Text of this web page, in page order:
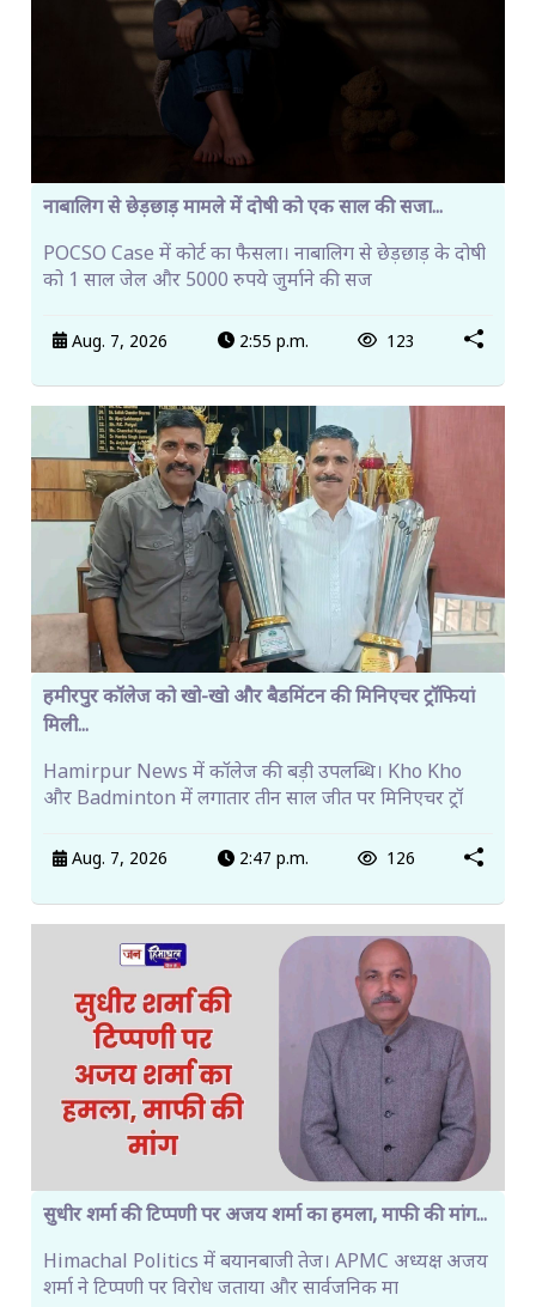
नाबालिग से छेड़छाड़ मामले में दोषी को एक साल की सजा...
POCSO Case में कोर्ट का फैसला। नाबालिग से छेड़छाड़ के दोषी
को 1 साल जेल और 5000 रुपये जुर्माने की सज
Aug. 7, 2026 2:55 p.m. 123
हमीरपुर कॉलेज को खो-खो और बैडमिंटन की मिनिएचर ट्रॉफियां
मिली...
Hamirpur News में कॉलेज की बड़ी उपलब्धि। Kho Kho
और Badminton में लगातार तीन साल जीत पर मिनिएचर ट्रॉ
Aug. 7, 2026 2:47 p.m. 126
सुधीर शर्मा की टिप्पणी पर अजय शर्मा का हमला, माफी की मांग...
Himachal Politics में बयानबाजी तेज। APMC अध्यक्ष अजय
शर्मा ने टिप्पणी पर विरोध जताया और सार्वजनिक मा